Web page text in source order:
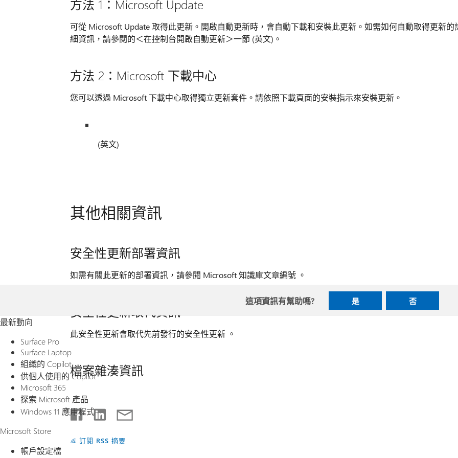
方法 1：Microsoft Update
可從 Microsoft Update 取得此更新。開啟自動更新時，會自動下載和安裝此更新。如需如何自動取得更新的
細資訊，請參閱的＜在控制台開啟自動更新＞一節 (英文)。
方法 2：Microsoft 下載中心
您可以透過 Microsoft 下載中心取得獨立更新套件。請依照下載頁面的安裝指示來安裝更新。
(英文)
其他相關資訊
安全性更新部署資訊
如需有關此更新的部署資訊，請參閱 Microsoft 知識庫文章編號 。
安全性更新取代資訊
此安全性更新會取代先前發行的安全性更新 。
檔案雜湊資訊
訂閱 RSS 摘要
這項資訊有幫助嗎? 是 否
最新動向
Surface Pro
Surface Laptop
組織的 Copilot
供個人使用的 Copilot
Microsoft 365
探索 Microsoft 產品
Windows 11 應用程式
Microsoft Store
帳戶設定檔